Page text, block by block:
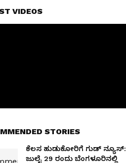
VIDEOS
STORIES
ಕೆಲಸ ಹುಡುಕೋರಿಗೆ ಗುಡ್‌ ನ್ಯೂಸ್:
ಜುಲೈ 29 ರಂದು ಬೆಂಗಳೂರಿನಲ್ಲಿ